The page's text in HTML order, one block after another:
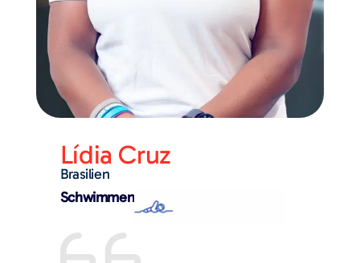
Lídia Cruz
Brasilien
Schwimmen